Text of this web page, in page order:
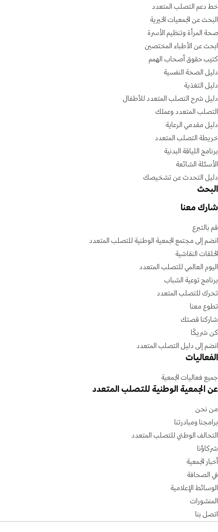
خط دعم التصلب المتعدد
البحث عن الجمعيات الخيرية
صحة المرأة وتنظيم الأسرة
ابحث عن الأطباء المختصين
كتيب حقوق أصحاب الهمم
دليل الصحة النفسية
دليل التغذية
دليل شرح التصلب المتعدد للأطفال
التصلب المتعدد وعملك
دليل مقدمي الرعاية
خريطة التصلب المتعدد
برنامج اللياقة البدنية
الأسئلة الشائعة
دليل التحدث عن تشخيصك
البحث
شارك معنا
قم بالتبرع
انضم إلى مجتمع الجمعية الوطنية للتصلب المتعدد
الحلقات النقاشية
اليوم العالمي للتصلب المتعدد
برنامج توعية الشباب
تحرك للتصلب المتعدد
تطوع معنا
شاركنا قصتك
كن شريكًا
انضم إلى دليل التصلب المتعدد
الفعاليات
جميع فعاليات الجمعية
عن الجمعية الوطنية للتصلب المتعدد
من نحن
برامجنا ومبادرتنا
التحالف الوطني للتصلب المتعدد
شركاؤنا
أخبار الجمعية
في الصحافة
الوسائط الإعلامية
المنشورات
اتصل بنا